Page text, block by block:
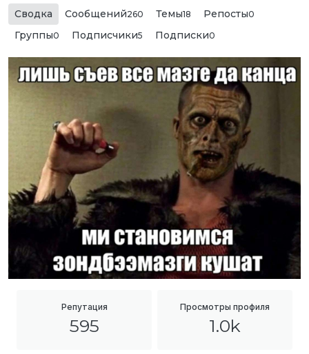
Сводка Сообщений260 Темы18 Репосты0
Группы0 Подписчики5 Подписки0
Репутация
595
Просмотры профиля
1.0k